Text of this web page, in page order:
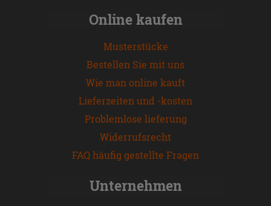
Online kaufen
Musterstücke
Bestellen Sie mit uns
Wie man online kauft
Lieferzeiten und -kosten
Problemlose lieferung
Widerrufsrecht
FAQ häufig gestellte Fragen
Unternehmen